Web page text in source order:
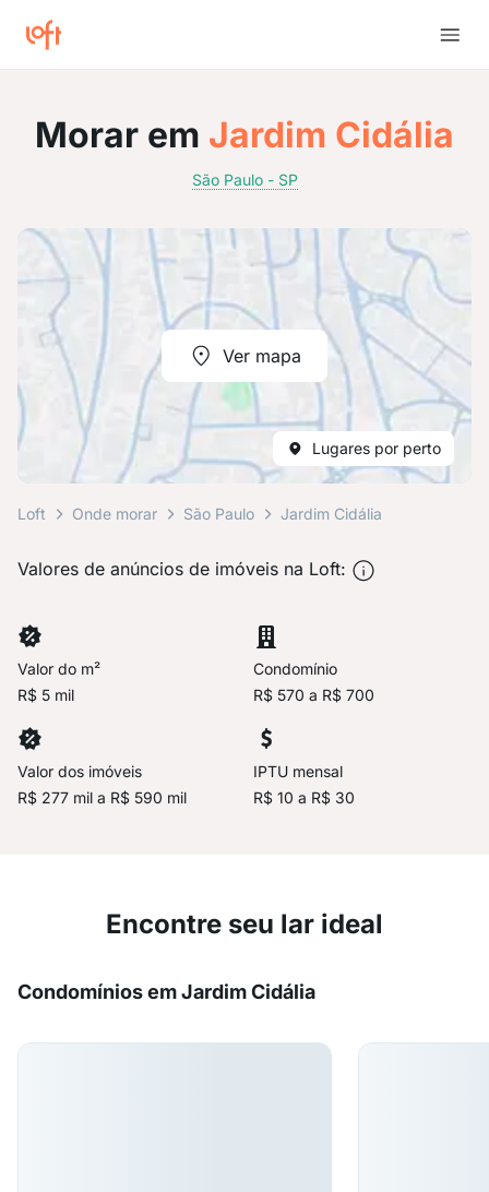
Morar em Jardim Cidália
São Paulo - SP
Ver mapa
Lugares por perto
Loft Onde morar São Paulo Jardim Cidália
Valores de anúncios de imóveis na Loft:
Valor do m²
R$ 5 mil
Condomínio
R$ 570 a R$ 700
Valor dos imóveis
R$ 277 mil a R$ 590 mil
IPTU mensal
R$ 10 a R$ 30
Encontre seu lar ideal
Condomínios em Jardim Cidália